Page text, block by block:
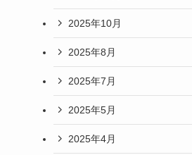
2025年10月
2025年8月
2025年7月
2025年5月
2025年4月